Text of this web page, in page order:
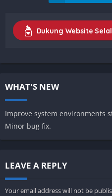
Dukung Website
WHAT'S NEW
Improve system environments
Minor bug fix.
LEAVE A REPLY
Your email address will not be